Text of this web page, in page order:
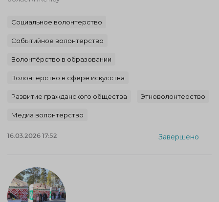
Социальное волонтерство
Событийное волонтерство
Волонтёрство в образовании
Волонтёрство в сфере искусства
Развитие гражданского общества Этноволонтерство
Медиа волонтерство
16.03.2026 17:52 Завершено